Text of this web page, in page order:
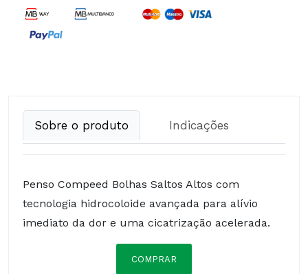
Sobre o produto Indicações
Penso Compeed Bolhas Saltos Altos com
tecnologia hidrocoloide avançada para alívio
imediato da dor e uma cicatrização acelerada.
COMPRAR